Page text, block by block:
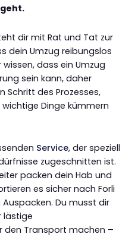
dir mit Rat und Tat zur
dein Umzug reibungslos
dass ein Umzug
sein kann, daher
Schritt des Prozesses,
Dinge kümmern
Service, der speziell
zugeschnitten ist.
packen dein Hab und
es sicher nach Forli
Du musst dir
lästige
den Transport machen –